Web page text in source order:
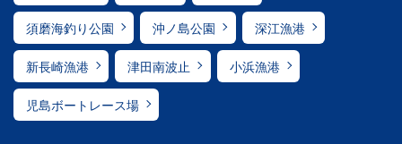
須磨海釣り公園 沖ノ島公園 深江漁港
新長崎漁港 津田南波止 小浜漁港
児島ボートレース場